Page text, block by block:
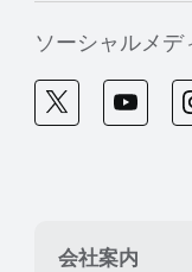
ソーシャルメデ
会社案内